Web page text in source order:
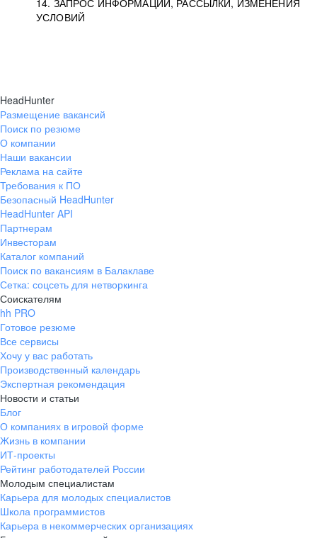
14. ЗАПРОС ИНФОРМАЦИИ, РАССЫЛКИ, ИЗМЕНЕНИЯ
УСЛОВИЙ
HeadHunter
Размещение вакансий
Поиск по резюме
О компании
Наши вакансии
Реклама на сайте
Требования к ПО
Безопасный HeadHunter
HeadHunter API
Партнерам
Инвесторам
Каталог компаний
Поиск по вакансиям в Балаклаве
Сетка: соцсеть для нетворкинга
Соискателям
hh PRO
Готовое резюме
Все сервисы
Хочу у вас работать
Производственный календарь
Экспертная рекомендация
Новости и статьи
Блог
О компаниях в игровой форме
Жизнь в компании
ИТ-проекты
Рейтинг работодателей России
Молодым специалистам
Карьера для молодых специалистов
Школа программистов
Карьера в некоммерческих организациях